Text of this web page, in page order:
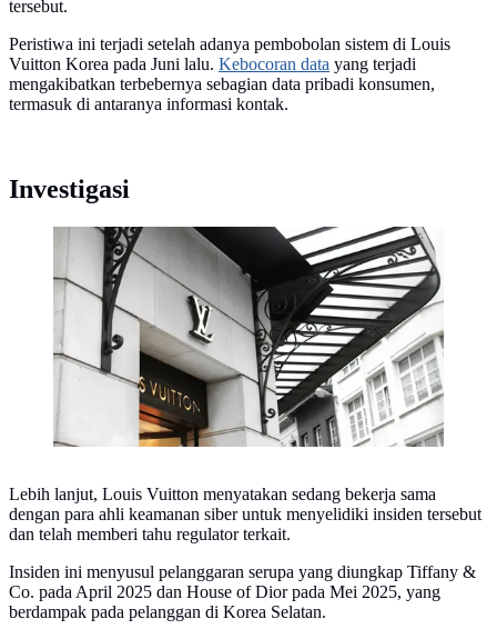
tersebut.
Peristiwa ini terjadi setelah adanya pembobolan sistem di Louis
Vuitton Korea pada Juni lalu. Kebocoran data yang terjadi
mengakibatkan terbebernya sebagian data pribadi konsumen,
termasuk di antaranya informasi kontak.
Investigasi
(dok. Unsplash.com/Llibert Losada)
Lebih lanjut, Louis Vuitton menyatakan sedang bekerja sama
dengan para ahli keamanan siber untuk menyelidiki insiden tersebut
dan telah memberi tahu regulator terkait.
Insiden ini menyusul pelanggaran serupa yang diungkap Tiffany &
Co. pada April 2025 dan House of Dior pada Mei 2025, yang
berdampak pada pelanggan di Korea Selatan.